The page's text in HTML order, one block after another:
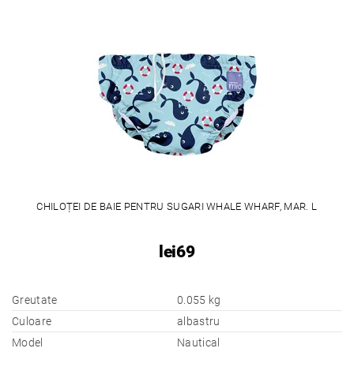
CHILOȚEI DE BAIE PENTRU SUGARI WHALE WHARF, MAR. L
lei69
Greutate
0.055 kg
Culoare
albastru
Model
Nautical